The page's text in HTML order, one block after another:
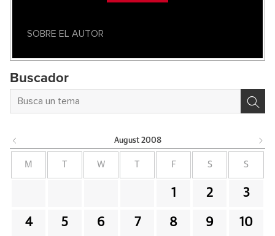
SOBRE EL AUTOR
Buscador
August 2008
M W F S S
1 2 3
4 5 6 7 8 9 10